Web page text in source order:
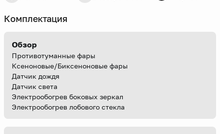
Комплектация
Обзор
Противотуманные фары
Ксеноновые/Биксеноновые фары
Датчик дождя
Датчик света
Электрообогрев боковых зеркал
Электрообогрев лобового стекла